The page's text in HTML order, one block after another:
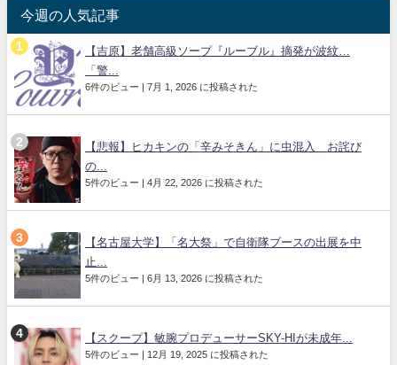
今週の人気記事
【吉原】老舗高級ソープ『ルーブル』摘発が波紋…
「警...
6件のビュー | 7月 1, 2026 に投稿された
【悲報】ヒカキンの「辛みそきん」に虫混入 お詫び
の...
5件のビュー | 4月 22, 2026 に投稿された
【名古屋大学】「名大祭」で自衛隊ブースの出展を中
止...
5件のビュー | 6月 13, 2026 に投稿された
【スクープ】敏腕プロデューサーSKY-HIが未成年...
5件のビュー | 12月 19, 2025 に投稿された